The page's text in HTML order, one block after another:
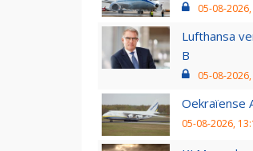
05-08-
Lufthansa
B
05-08-
Oekraïense
05-08-2026,